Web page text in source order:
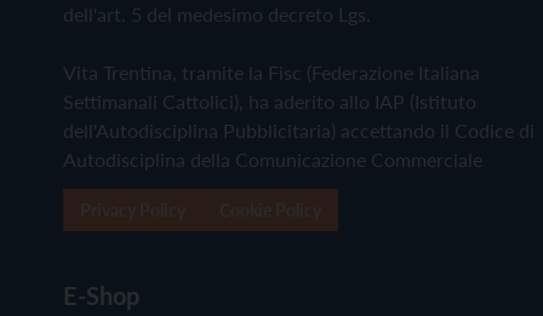
dell'art. 5 del medesimo decreto Lgs.
Vita Trentina, tramite la Fisc (Federazione Italiana
Settimanali Cattolici), ha aderito allo IAP (Istituto
dell'Autodisciplina Pubblicitaria) accettando il Codice di
Autodisciplina della Comunicazione Commerciale
E-Shop